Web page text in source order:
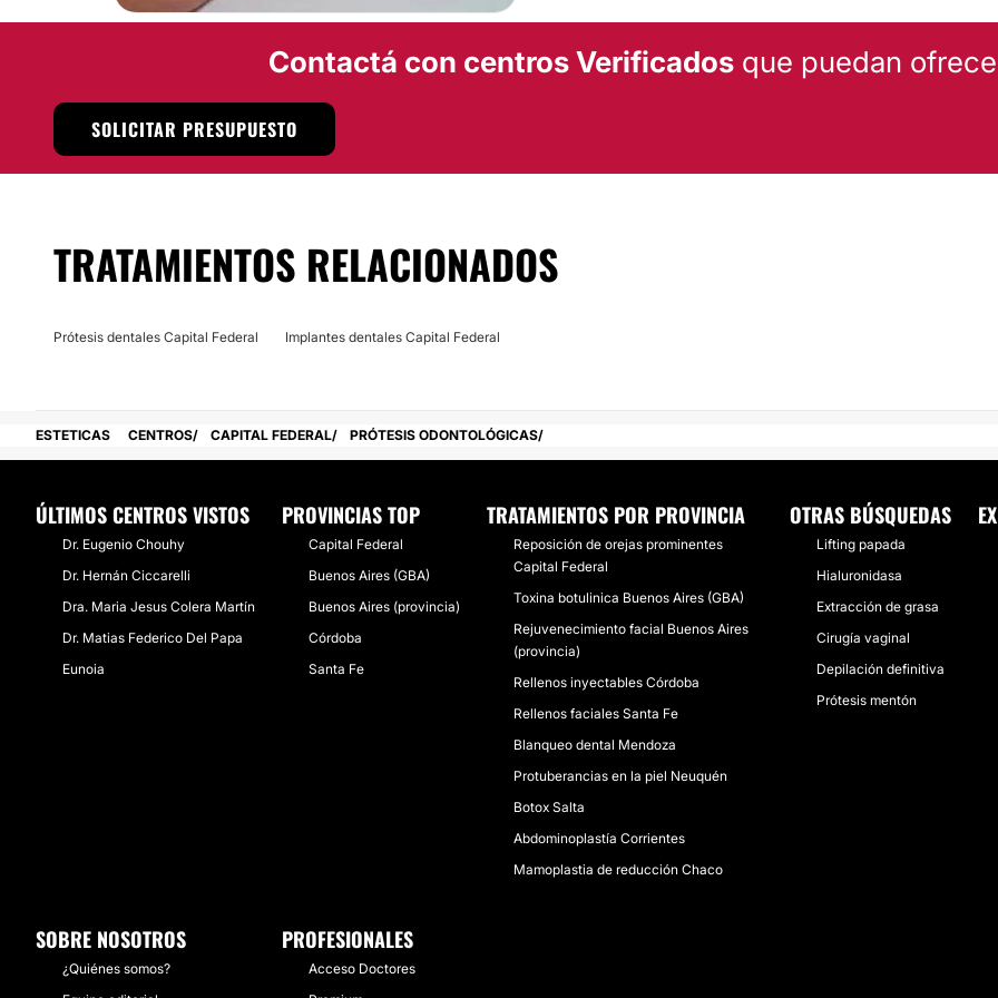
Contactá con centros Verificadosque puedan
SOLICITAR PRESUPUESTO
TRATAMIENTOS RELACIONADOS
Prótesis dentales Capital Federal Implantes dentales Capital Federal
ESTETICAS CENTROS CAPITAL FEDERAL PRÓTESIS ODONTOLÓGICAS
ÚLTIMOS CENTROS VISTOS
Dr. Eugenio Chouhy
Dr. Hernán Ciccarelli
Dra. Maria Jesus Colera Martín
Dr. Matias Federico Del Papa
Eunoia
PROVINCIAS TOP
Capital Federal
Buenos Aires (GBA)
Buenos Aires (provincia)
Córdoba
Santa Fe
TRATAMIENTOS POR PROVINCIA
Reposición de orejas prominentes
Capital Federal
Toxina botulinica Buenos Aires (GBA)
Rejuvenecimiento facial Buenos Aires
(provincia)
Rellenos inyectables Córdoba
Rellenos faciales Santa Fe
Blanqueo dental Mendoza
Protuberancias en la piel Neuquén
Botox Salta
Abdominoplastía Corrientes
Mamoplastia de reducción Chaco
OTRAS BÚSQUEDAS
Lifting papada
Hialuronidasa
Extracción de grasa
Cirugía vaginal
Depilación definitiva
Prótesis mentón
SOBRE NOSOTROS
¿Quiénes somos?
PROFESIONALES
Acceso Doctores